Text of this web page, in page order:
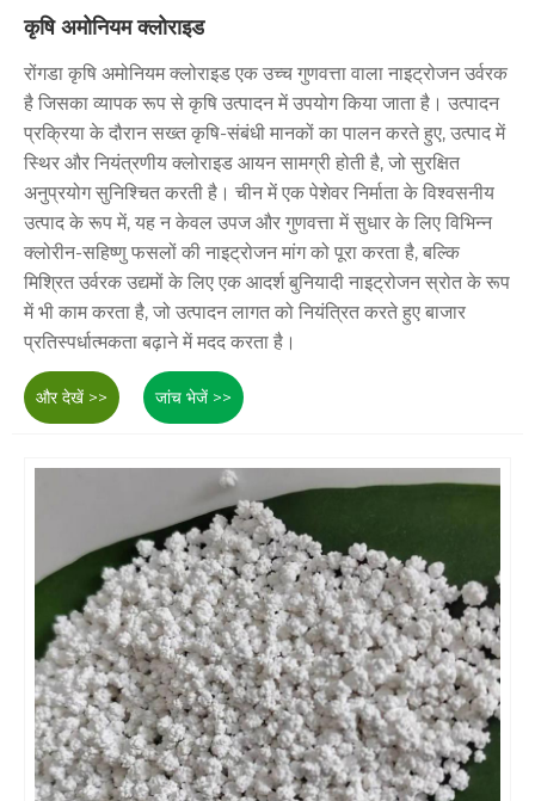
कृषि अमोनियम क्लोराइड
रोंगडा कृषि अमोनियम क्लोराइड एक उच्च गुणवत्ता वाला नाइट्रोजन उर्वरक
है जिसका व्यापक रूप से कृषि उत्पादन में उपयोग किया जाता है। उत्पादन
प्रक्रिया के दौरान सख्त कृषि-संबंधी मानकों का पालन करते हुए, उत्पाद में
स्थिर और नियंत्रणीय क्लोराइड आयन सामग्री होती है, जो सुरक्षित
अनुप्रयोग सुनिश्चित करती है। चीन में एक पेशेवर निर्माता के विश्वसनीय
उत्पाद के रूप में, यह न केवल उपज और गुणवत्ता में सुधार के लिए विभिन्न
क्लोरीन-सहिष्णु फसलों की नाइट्रोजन मांग को पूरा करता है, बल्कि
मिश्रित उर्वरक उद्यमों के लिए एक आदर्श बुनियादी नाइट्रोजन स्रोत के रूप
में भी काम करता है, जो उत्पादन लागत को नियंत्रित करते हुए बाजार
प्रतिस्पर्धात्मकता बढ़ाने में मदद करता है।
और देखें >> जांच भेजें >>